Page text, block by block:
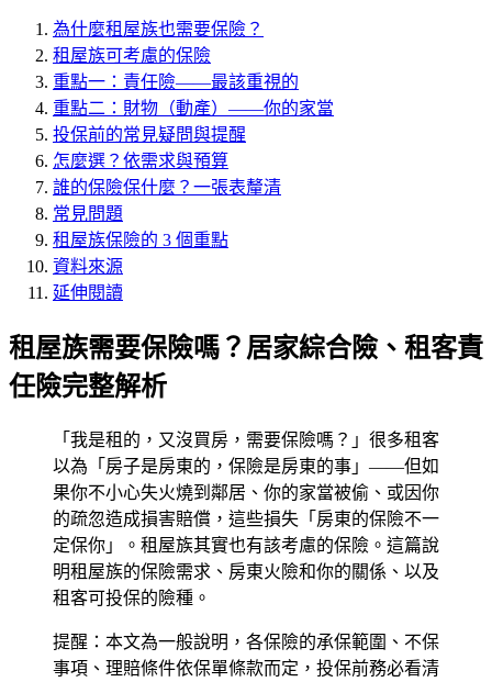
為什麼租屋族也需要保險？
租屋族可考慮的保險
重點一：責任險——最該重視的
重點二：財物（動產）——你的家當
投保前的常見疑問與提醒
怎麼選？依需求與預算
誰的保險保什麼？一張表釐清
常見問題
租屋族保險的 3 個重點
資料來源
延伸閱讀
租屋族需要保險嗎？居家綜合險、租客責
任險完整解析
「我是租的，又沒買房，需要保險嗎？」很多租客
以為「房子是房東的，保險是房東的事」——但如
果你不小心失火燒到鄰居、你的家當被偷、或因你
的疏忽造成損害賠償，這些損失「房東的保險不一
定保你」。租屋族其實也有該考慮的保險。這篇說
明租屋族的保險需求、房東火險和你的關係、以及
租客可投保的險種。
提醒：本文為一般說明，各保險的承保範圍、不保
事項、理賠條件依保單條款而定，投保前務必看清